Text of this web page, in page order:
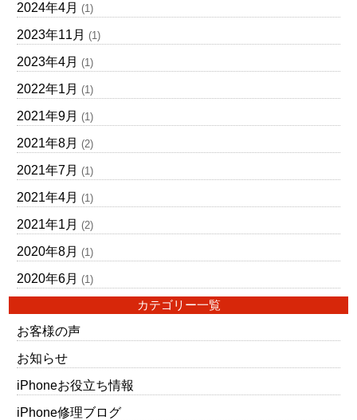
2024年4月 (1)
2023年11月 (1)
2023年4月 (1)
2022年1月 (1)
2021年9月 (1)
2021年8月 (2)
2021年7月 (1)
2021年4月 (1)
2021年1月 (2)
2020年8月 (1)
2020年6月 (1)
カテゴリー一覧
お客様の声
お知らせ
iPhoneお役立ち情報
iPhone修理ブログ